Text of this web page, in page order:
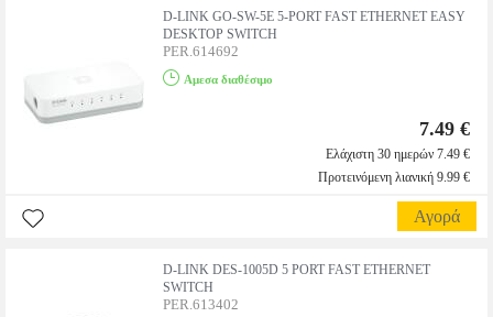
D-LINK GO-SW-5E 5-PORT FAST ETHERNET EASY
DESKTOP SWITCH
PER.614692
Αμεσα διαθέσιμο
7.49 €
Ελάχιστη 30 ημερών 7.49 €
Προτεινόμενη λιανική 9.99 €
Αγορά
D-LINK DES-1005D 5 PORT FAST ETHERNET
SWITCH
PER.613402